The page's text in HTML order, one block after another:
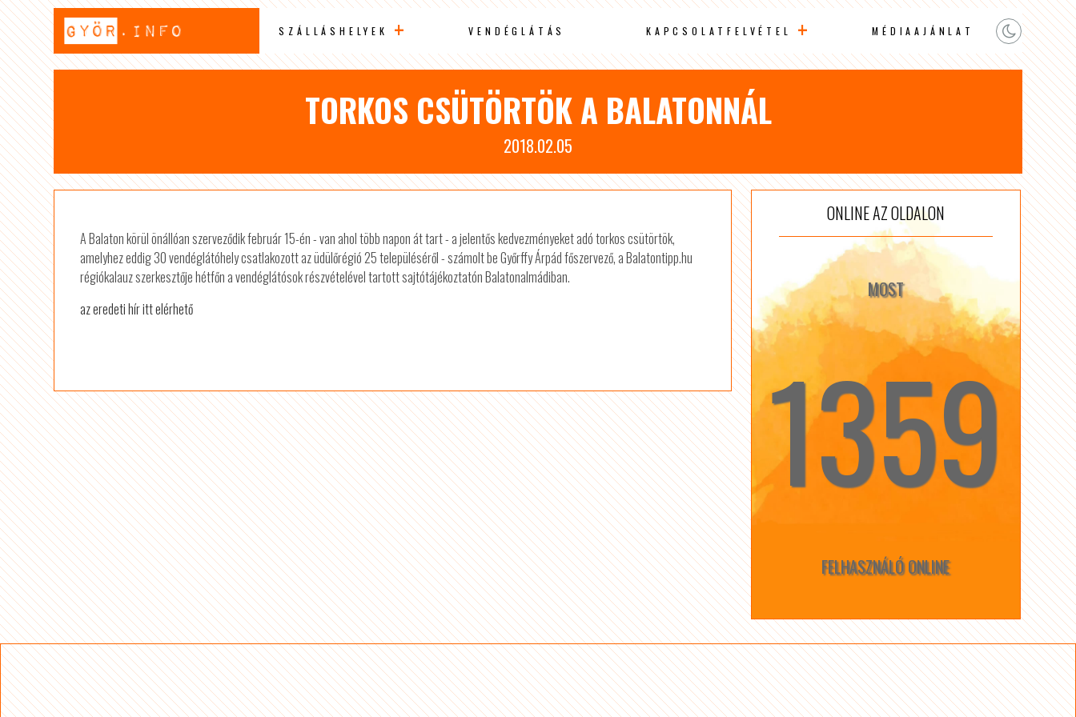
SZÁLLÁSHELYEK VENDÉGLÁTÁS KAPCSOLATFELVÉTEL MÉDIAAJÁNLAT
TORKOS CSÜTÖRTÖK A BALATONNÁL
2018.02.05
A Balaton körül önállóan szerveződik február 15-én - van ahol több napon át tart - a jelentős kedvezményeket adó torkos csütörtök,
amelyhez eddig 30 vendéglátóhely csatlakozott az üdülőrégió 25 településéről - számolt be Győrffy Árpád főszervező, a Balatontipp.hu
régiókalauz szerkesztője hétfőn a vendéglátósok részvételével tartott sajtótájékoztatón Balatonalmádiban.
az eredeti hír itt elérhető
ONLINE AZ OLDALON
MOST
☆ 1359 ☆
FELHASZNÁLÓ ONLINE